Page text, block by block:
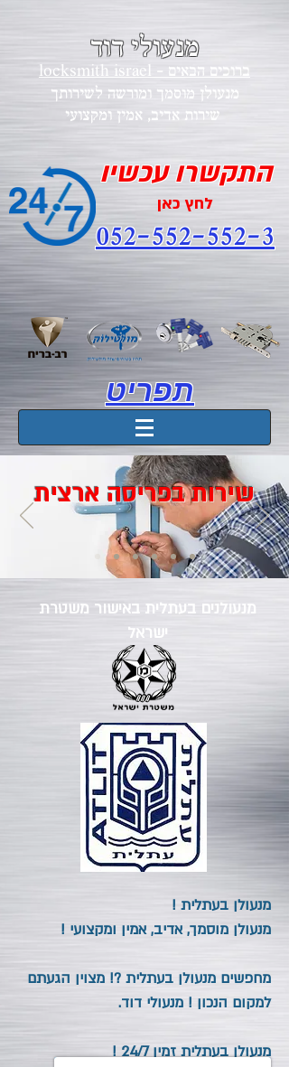
מנעולי דוד
locksmith israel - ברוכים הבאים
מנעולן מוסמך ומורשה לשירותך
שירות אדיב, אמין ומקצוע
לחץ כאן
052-552-552-3
התקשרו עכשיו
תפריט
מנעולנים בעתלית באישור משטרת
ישראל
שירות בפריסה ארצית
מנעולן בעתלית !
מנעולן מוסמך, אדיב, אמין ומקצועי !
מחפשים מנעולן בעתלית ?! מצוין הגעתם
למקום הנכון ! מנעולי דוד.
מנעולן בעתלית זמין 24/7 !